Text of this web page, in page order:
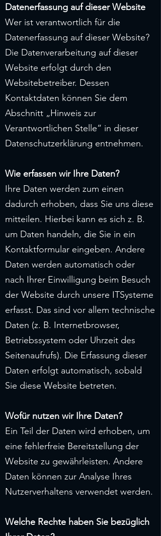
Datenerfassung auf dieser Website
Wer ist verantwortlich für die
Datenerfassung auf dieser Website?
Die Datenverarbeitung auf dieser
Website erfolgt durch den
Websitebetreiber. Dessen
Kontaktdaten können Sie dem
Abschnitt „Hinweis zur
Verantwortlichen Stelle“ in dieser
Datenschutzerklärung entnehmen.
Wie erfassen wir Ihre Daten?
Ihre Daten werden zum einen
dadurch erhoben, dass Sie uns diese
mitteilen. Hierbei kann es sich z. B.
um Daten handeln, die Sie in ein
Kontaktformular eingeben. Andere
Daten werden automatisch oder
nach Ihrer Einwilligung beim Besuch
der Website durch unsere ITSysteme
erfasst. Das sind vor allem technische
Daten (z. B. Internetbrowser,
Betriebssystem oder Uhrzeit des
Seitenaufrufs). Die Erfassung dieser
Daten erfolgt automatisch, sobald
Sie diese Website betreten.
Wofür nutzen wir Ihre Daten?
Ein Teil der Daten wird erhoben, um
eine fehlerfreie Bereitstellung der
Website zu gewährleisten. Andere
Daten können zur Analyse Ihres
Nutzerverhaltens verwendet werden.
Welche Rechte haben Sie bezüglich